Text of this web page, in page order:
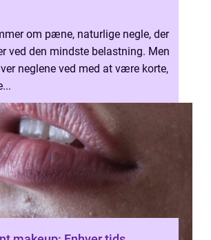
om pæne, naturlige negle, der
ved den mindste belastning. Men
neglene ved med at være korte,